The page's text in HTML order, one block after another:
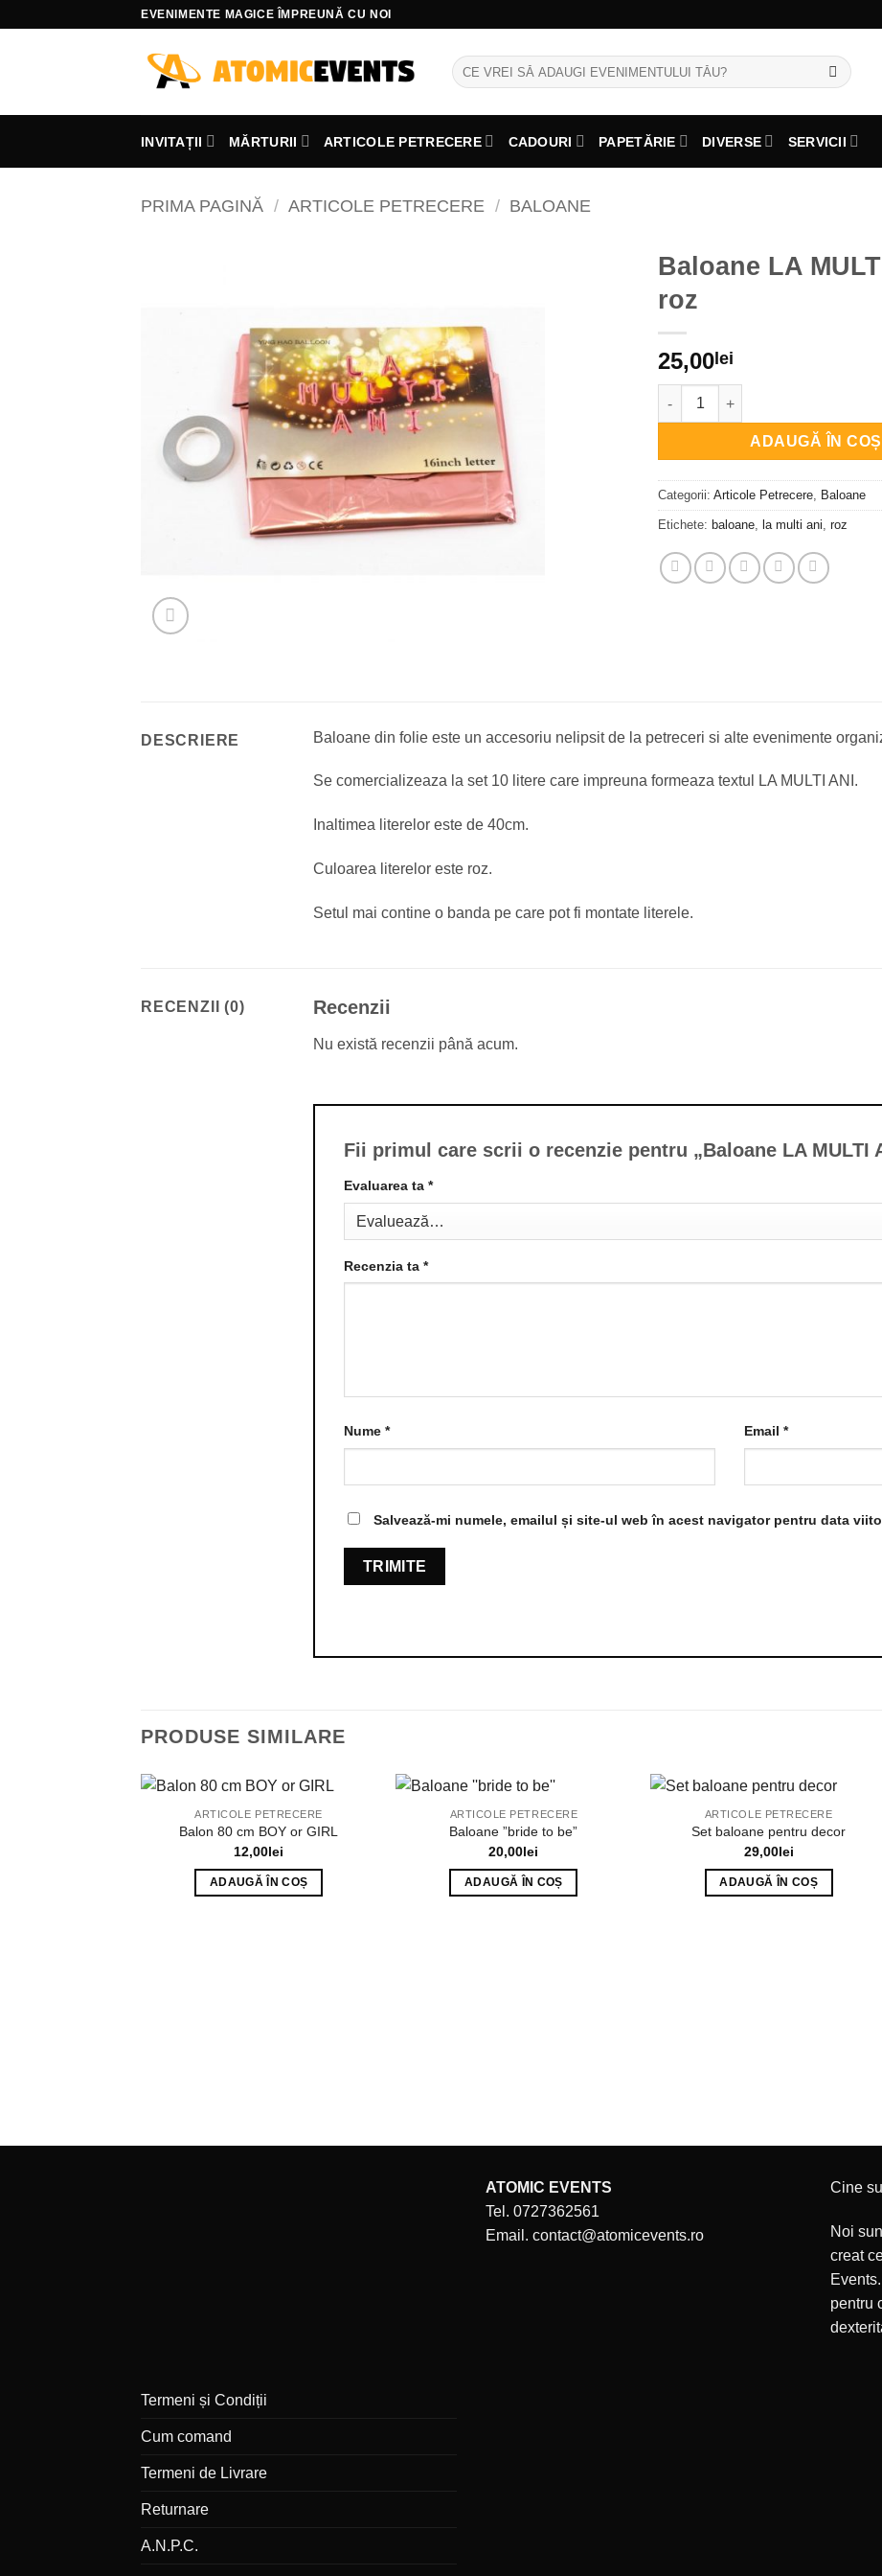
EVENIMENTE MAGICE ÎMPREUNĂ CU NOI
Caută
după:
INVITAȚII MĂRTURII ARTICOLE PETRECERE CADOURI PAPETĂRIE DIVERSE SERVICII
PRIMA PAGINĂ / ARTICOLE PETRECERE / BALOANE
Baloane LA
roz
25,00 lei
Cantitate Baloane LA MULTI ANI roz
ADAUGĂ ÎN COȘ
Categorii: Articole Petrecere Baloane
Etichete: baloane la multi ani roz
DESCRIERE Baloane din folie este un accesoriu nelipsit de la petreceri si alte evenimente
Se comercializeaza la set 10 litere care impreuna formeaza textul LA MULTI ANI.
Inaltimea literelor este de 40cm.
Culoarea literelor este roz.
Setul mai contine o banda pe care pot fi montate literele.
RECENZII (0) Recenzii
Nu există recenzii până acum.
Fii primul care scrii o recenzie pentru „Baloane LA MULTI
Evaluarea ta *
Recenzia ta *
Nume * Email *
Salvează-mi numele, emailul și site-ul web în acest navigator pentru data
PRODUSE SIMILARE
ARTICOLE PETRECERE
Balon 80 cm BOY or GIRL
12,00lei
ADAUGĂ ÎN COȘ
ARTICOLE PETRECERE
Baloane ”bride to be”
20,00lei
ADAUGĂ ÎN COȘ
ARTICOLE PETRECERE
Set baloane pentru decor
29,00lei
ADAUGĂ ÎN COȘ
ATOMIC EVENTS
Tel. 0727362561
Email. contact@atomicevents.ro
Cine
Noi
creat
pentru
Termeni și Condiții
Cum comand
Termeni de Livrare
Returnare
A.N.P.C.